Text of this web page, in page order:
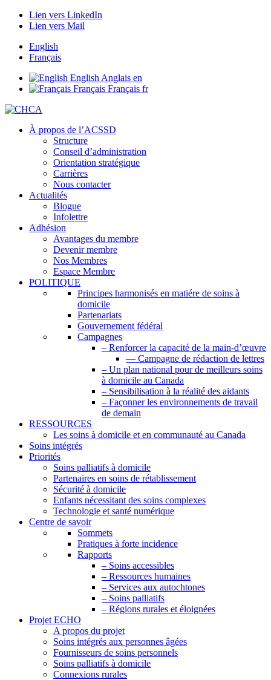
Lien vers LinkedIn
Lien vers Mail
English
Français
English Anglais en
Français Français fr
À propos de l’ACSSD
Structure
Conseil d’administration
Orientation stratégique
Carrières
Nous contacter
Actualités
Blogue
Infolettre
Adhésion
Avantages du membre
Devenir membre
Nos Membres
Espace Membre
POLITIQUE
Principes harmonisés en matiére de soins à
domicile
Partenariats
Gouvernement fédéral
Campagnes
– Renforcer la capacité de la main-d’œuvre
— Campagne de rédaction de lettres
– Un plan national pour de meilleurs soins
à domicile au Canada
– Sensibilisation à la réalité des aidants
– Façonner les environnements de travail
de demain
RESSOURCES
Les soins à domicile et en communauté au Canada
Soins intégrés
Priorités
Soins palliatifs à domicile
Partenaires en soins de rétablissement
Sécurité à domicile
Enfants nécessitant des soins complexes
Technologie et santé numérique
Centre de savoir
Sommets
Pratiques à forte incidence
Rapports
– Soins accessibles
– Ressources humaines
– Services aux autochtones
– Soins palliatifs
– Régions rurales et éloignées
Projet ECHO
A propos du projet
Soins intégrés aux personnes âgées
Fournisseurs de soins personnels
Soins palliatifs à domicile
Connexions rurales